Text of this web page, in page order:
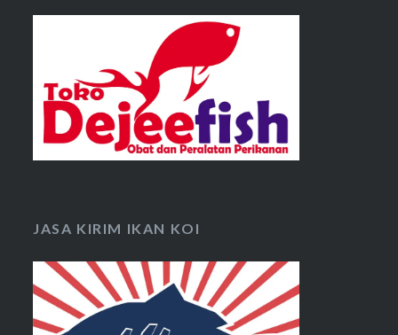
JASA KIRIM IKAN KOI